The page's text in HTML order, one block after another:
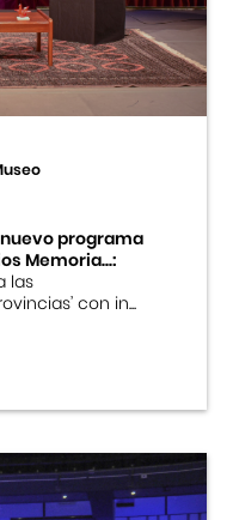
programa
Memoria...:
las
con in...